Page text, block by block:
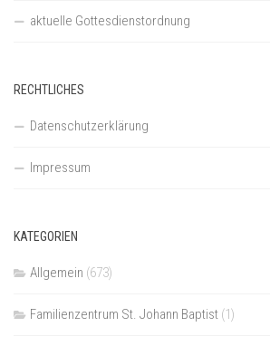
aktuelle Gottesdienstordnung
RECHTLICHES
Datenschutzerklärung
Impressum
KATEGORIEN
Allgemein (673)
Familienzentrum St. Johann Baptist (1)